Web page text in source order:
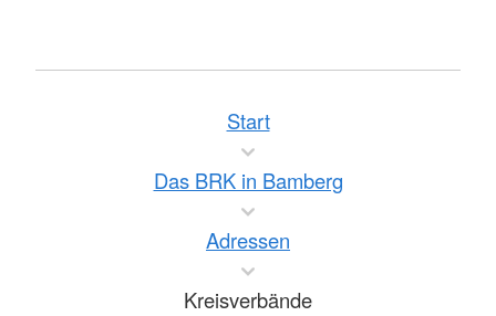
Start
Das BRK in Bamberg
Adressen
Kreisverbände